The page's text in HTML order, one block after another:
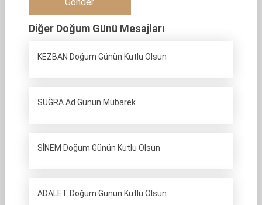
Diğer Doğum Günü Mesajları
KEZBAN Doğum Günün Kutlu Olsun
SUĞRA Ad Günün Mübarek
SİNEM Doğum Günün Kutlu Olsun
ADALET Doğum Günün Kutlu Olsun